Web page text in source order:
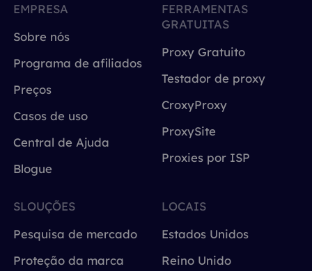
EMPRESA
Sobre nós
Programa de afiliados
Preços
Casos de uso
Central de Ajuda
Blogue
FERRAMENTAS
GRATUITAS
Proxy Gratuito
Testador de proxy
CroxyProxy
ProxySite
Proxies por ISP
SLOUÇÕES
Pesquisa de mercado
Proteção da marca
LOCAIS
Estados Unidos
Reino Unido